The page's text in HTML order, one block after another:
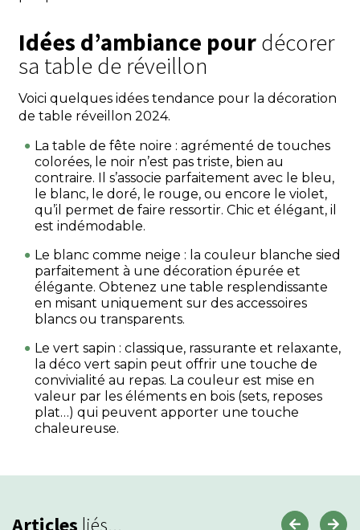
Idées d’ambiance pourdécorer
sa table de réveillon
Voici quelques idées tendance pour la décoration
de table réveillon 2024.
La table de fête noire : agrémenté de touches
colorées, le noir n’est pas triste, bien au
contraire. Il s’associe parfaitement avec le bleu,
le blanc, le doré, le rouge, ou encore le violet,
qu’il permet de faire ressortir. Chic et élégant, il
est indémodable.
Le blanc comme neige : la couleur blanche sied
parfaitement à une décoration épurée et
élégante. Obtenez une table resplendissante
en misant uniquement sur des accessoires
blancs ou transparents.
Le vert sapin : classique, rassurante et relaxante,
la déco vert sapin peut offrir une touche de
convivialité au repas. La couleur est mise en
valeur par les éléments en bois (sets, reposes
plat…) qui peuvent apporter une touche
chaleureuse.
Articles liés...